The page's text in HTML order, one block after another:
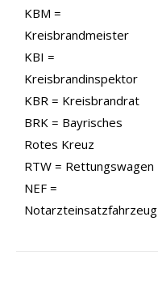
KBM =
Kreisbrandmeister
KBI =
Kreisbrandinspektor
KBR = Kreisbrandrat
BRK = Bayrisches
Rotes Kreuz
RTW = Rettungswagen
NEF =
Notarzteinsatzfahrzeug